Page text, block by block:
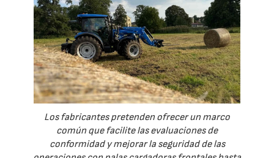
Los fabricantes pretenden ofrecer un marco
común que facilite las evaluaciones de
conformidad y mejorar la seguridad de las